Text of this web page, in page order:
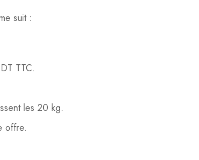
suit :
TTC.
les 20 kg.
offre.